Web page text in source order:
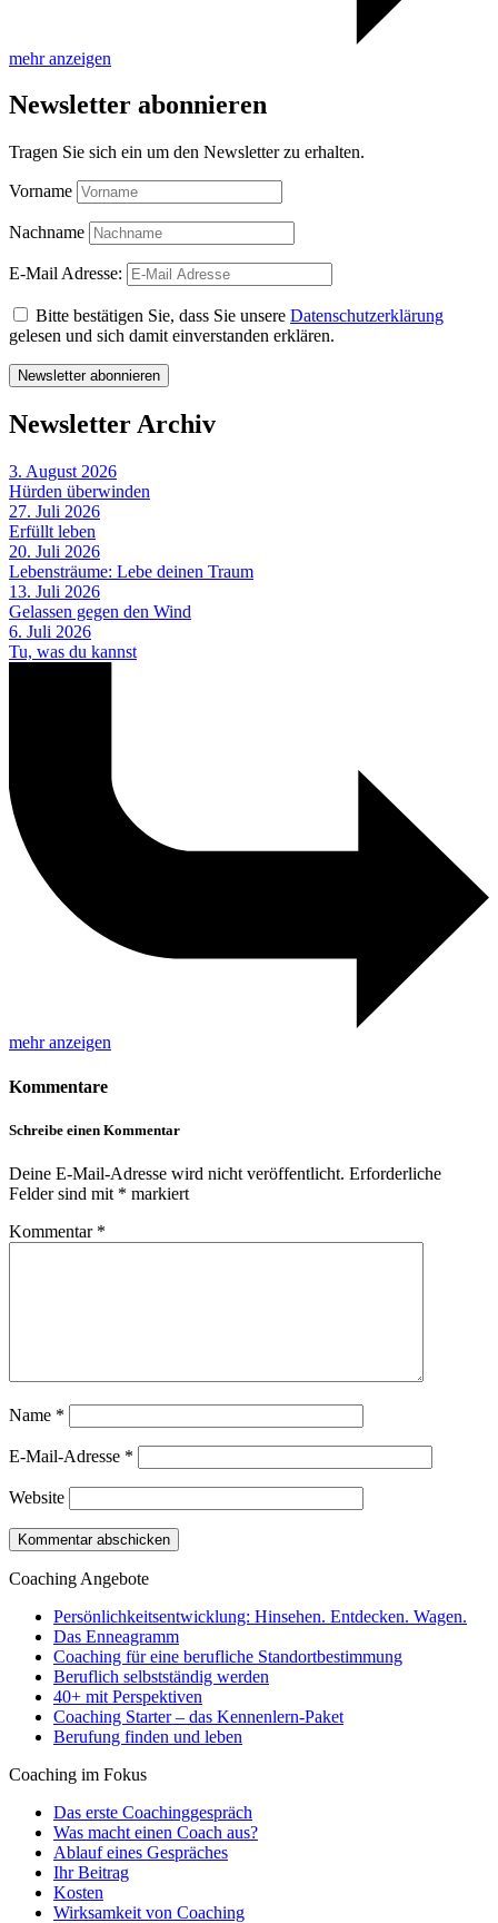
mehr anzeigen
Newsletter abonnieren
Tragen Sie sich ein um den Newsletter zu erhalten.
Vorname
Nachname
E-Mail Adresse:
Bitte bestätigen Sie, dass Sie unsere Datenschutzerklärung
gelesen und sich damit einverstanden erklären.
Newsletter Archiv
3. August 2026
Hürden überwinden
27. Juli 2026
Erfüllt leben
20. Juli 2026
Lebensträume: Lebe deinen Traum
13. Juli 2026
Gelassen gegen den Wind
6. Juli 2026
Tu, was du kannst
mehr anzeigen
Kommentare
Schreibe einen Kommentar
Deine E-Mail-Adresse wird nicht veröffentlicht. Erforderliche
Felder sind mit * markiert
Kommentar *
Name *
E-Mail-Adresse *
Website
Coaching Angebote
Persönlichkeitsentwicklung: Hinsehen. Entdecken. Wagen.
Das Enneagramm
Coaching für eine berufliche Standortbestimmung
Beruflich selbstständig werden
40+ mit Perspektiven
Coaching Starter – das Kennenlern-Paket
Berufung finden und leben
Coaching im Fokus
Das erste Coachinggespräch
Was macht einen Coach aus?
Ablauf eines Gespräches
Ihr Beitrag
Kosten
Wirksamkeit von Coaching